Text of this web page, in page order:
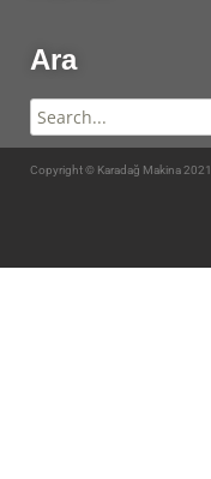
Ara
Copyright © Karadağ Makina 2021